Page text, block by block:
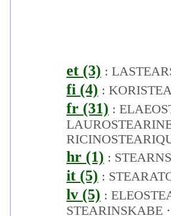
et (3) :
fi (4) :
fr (31) :
hr (1) : STEARNS
it (5) :
lv (5) :
STEARINSKABE